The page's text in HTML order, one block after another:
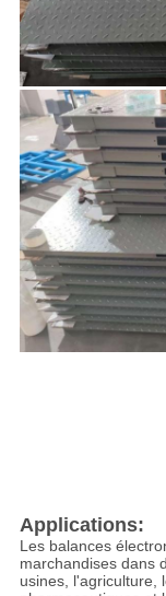
Applications:
Les balances
marchandises dans
usines, l'agriculture,